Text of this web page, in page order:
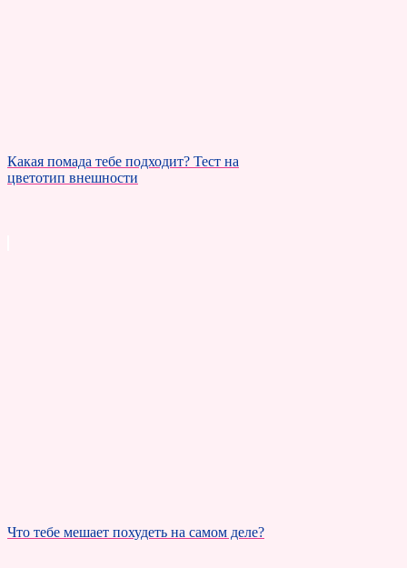
Какая помада тебе подходит? Тест на
цветотип внешности
Что тебе мешает похудеть на самом деле?